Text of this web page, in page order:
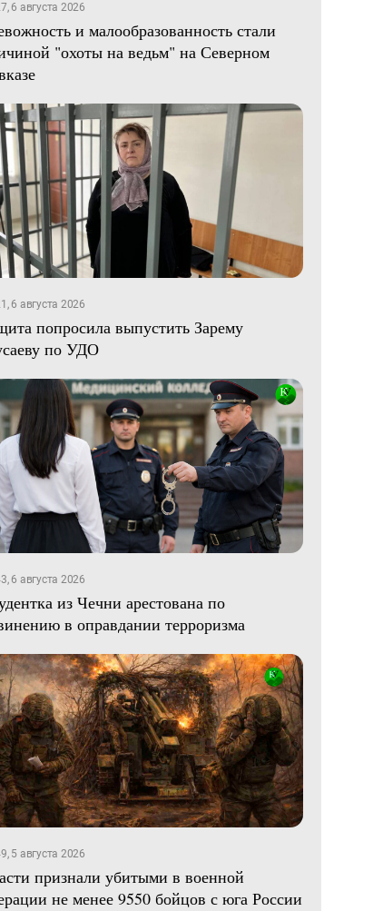
6 августа 2026
и малообразованность стали
"охоты на ведьм" на Северном
6 августа 2026
попросила выпустить Зарему
по УДО
6 августа 2026
из Чечни арестована по
в оправдании терроризма
5 августа 2026
признали убитыми в военной
не менее 9550 бойцов с юга России